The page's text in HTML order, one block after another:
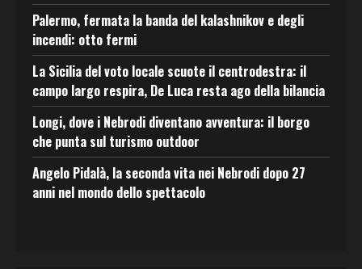
Palermo, fermata la banda del kalashnikov e degli
incendi: otto fermi
La Sicilia del voto locale scuote il centrodestra: il
campo largo respira, De Luca resta ago della bilancia
Longi, dove i Nebrodi diventano avventura: il borgo
che punta sul turismo outdoor
Angelo Pidalà, la seconda vita nei Nebrodi dopo 27
anni nel mondo dello spettacolo